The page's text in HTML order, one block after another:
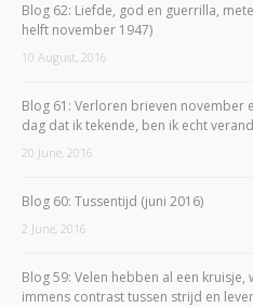
Blog 62: Liefde, god en guerrilla,
helft november 1947)
10 August, 2016
Blog 61: Verloren brieven november
dag dat ik tekende, ben ik echt
20 June, 2016
Blog 60: Tussentijd (juni 2016)
2 June, 2016
Blog 59: Velen hebben al een
immens contrast tussen strijd en